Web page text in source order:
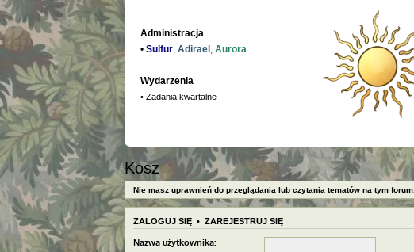
Administracja
• Sulfur Adirael Aurora
Wydarzenia
• Zadania kwartalne
Kosz
Nie masz uprawnień do przeglądania lub czytania tematów na tym forum.
ZALOGUJ SIĘ • ZAREJESTRUJ SIĘ
Nazwa użytkownika: